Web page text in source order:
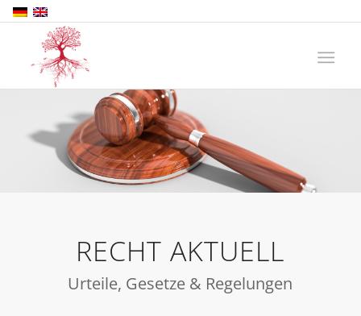
RECHT AKTUELL
Urteile, Gesetze & Regelungen